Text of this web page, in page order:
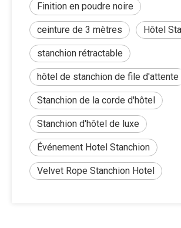
Finition en poudre noire
ceinture de 3 mètres Hôtel
stanchion rétractable
hôtel de stanchion de file d'attente
Stanchion de la corde d'hôtel
Stanchion d'hôtel de luxe
Événement Hotel Stanchion
Velvet Rope Stanchion Hotel